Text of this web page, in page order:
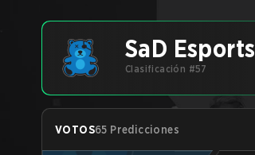
SaD Esports
Clasificación #57
VOTOS65 Predicciones